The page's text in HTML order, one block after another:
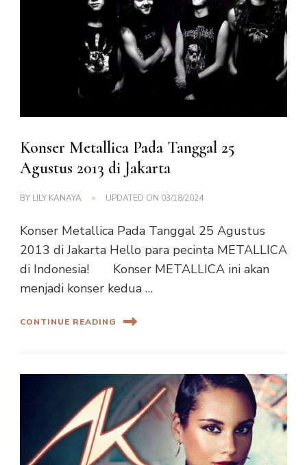
Konser Metallica Pada Tanggal 25
Agustus 2013 di Jakarta
BY LILY KANAYA UPDATED ON 03/18/2024
Konser Metallica Pada Tanggal 25 Agustus
2013 di Jakarta Hello para pecinta METALLICA
di Indonesia! Konser METALLICA ini akan
menjadi konser kedua …
CONTINUE READING